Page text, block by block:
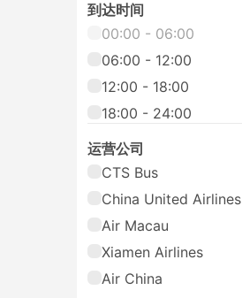
到达时间
00:00 - 06:00
06:00 - 12:00
12:00 - 18:00
18:00 - 24:00
运营公司
CTS Bus
China United Airlines
Air Macau
Xiamen Airlines
Air China